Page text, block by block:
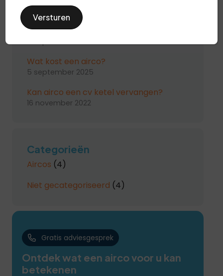
Airco slaapkamer – slapen zoals het
hoort
Wat kost een airco?
5 september 2025
Kan airco een cv ketel vervangen?
16 november 2022
Categorieën
Aircos (4)
Niet gecategoriseerd (4)
Gratis adviesgesprek
Ontdek wat een airco voor u kan
betekenen